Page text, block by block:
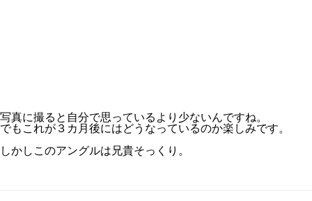
写真に撮ると自分で思っているより少ないんですね。
でもこれが３カ月後にはどうなっているのか楽しみです。
しかしこのアングルは兄貴そっくり。